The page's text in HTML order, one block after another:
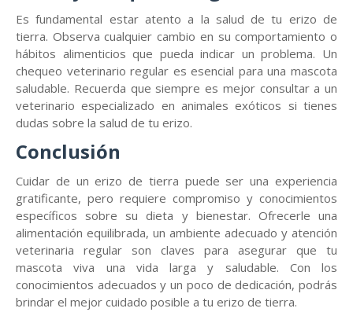
Es fundamental estar atento a la salud de tu erizo de
tierra. Observa cualquier cambio en su comportamiento o
hábitos alimenticios que pueda indicar un problema. Un
chequeo veterinario regular es esencial para una mascota
saludable. Recuerda que siempre es mejor consultar a un
veterinario especializado en animales exóticos si tienes
dudas sobre la salud de tu erizo.
Conclusión
Cuidar de un erizo de tierra puede ser una experiencia
gratificante, pero requiere compromiso y conocimientos
específicos sobre su dieta y bienestar. Ofrecerle una
alimentación equilibrada, un ambiente adecuado y atención
veterinaria regular son claves para asegurar que tu
mascota viva una vida larga y saludable. Con los
conocimientos adecuados y un poco de dedicación, podrás
brindar el mejor cuidado posible a tu erizo de tierra.